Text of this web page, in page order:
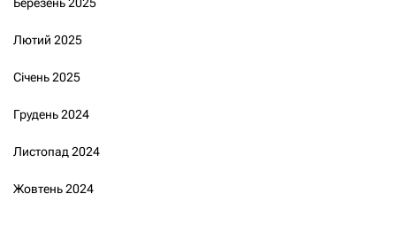
Лютий 2025
Січень 2025
Грудень 2024
Листопад 2024
Жовтень 2024